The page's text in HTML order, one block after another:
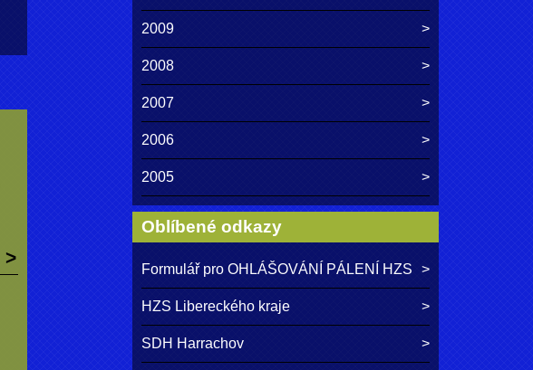
2009
2008
2007
2006
2005
Oblíbené odkazy
Formulář pro OHLÁŠOVÁNÍ PÁLENÍ HZS
HZS Libereckého kraje
SDH Harrachov